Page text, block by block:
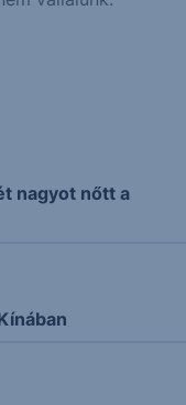
nagyot nőtt a